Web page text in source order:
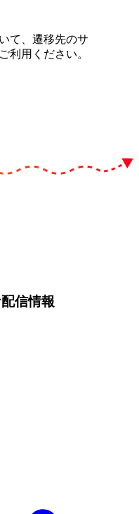
て、遷移先のサ
利用ください。
信情報